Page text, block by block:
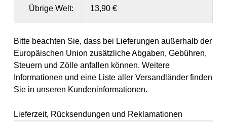
Übrige Welt: 13,90 €
Bitte beachten Sie, dass bei Lieferungen außerhalb der
Europäischen Union zusätzliche Abgaben, Gebühren,
Steuern und Zölle anfallen können. Weitere
Informationen und eine Liste aller Versandländer finden
Sie in unseren Kundeninformationen.
Lieferzeit, Rücksendungen und Reklamationen